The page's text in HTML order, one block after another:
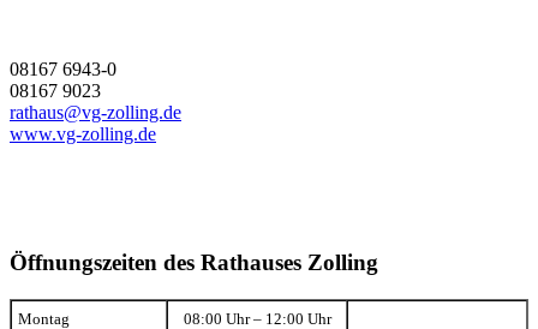
08167 6943-0
08167 9023
rathaus@vg-zolling.de
www.vg-zolling.de
Öffnungszeiten des Rathauses Zolling
Montag 08:00 Uhr – 12:00 Uhr